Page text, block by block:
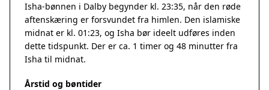
Isha-bønnen i Dalby begynder kl. 23:35, når den røde
aftenskæring er forsvundet fra himlen. Den islamiske
midnat er kl. 01:23, og Isha bør ideelt udføres inden
dette tidspunkt. Der er ca. 1 timer og 48 minutter fra
Isha til midnat.
Årstid og bøntider